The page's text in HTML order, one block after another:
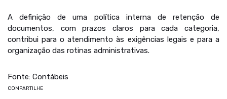
A definição de uma política interna de retenção de
documentos, com prazos claros para cada categoria,
contribui para o atendimento às exigências legais e para a
organização das rotinas administrativas.
Fonte: Contábeis
COMPARTILHE